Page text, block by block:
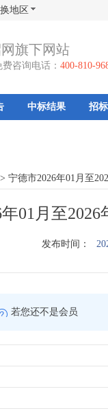
地区
旗下网站
咨询电话： 400-810-
中标结果 招
> 宁德市2026年01月至
01月至
发布时间：
若您还不是会员